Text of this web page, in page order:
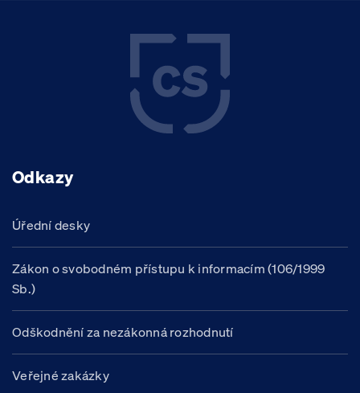
Odkazy
Úřední desky
Zákon o svobodném přístupu k informacím (106/1999
Sb.)
Odškodnění za nezákonná rozhodnutí
Veřejné zakázky